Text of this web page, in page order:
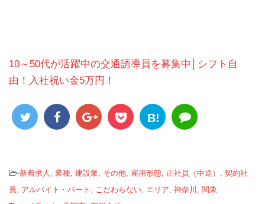
10～50代が活躍中の交通誘導員を募集中│シフト自
由！入社祝い金5万円！
B!
-新着求人 業種 建設業 その他 雇用形態 正社員（中途）
契約社
員
アルバイト・パート こだわらない エリア 神奈川
関東